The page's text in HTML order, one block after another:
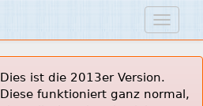
Dies ist die 2013er Version.
Diese funktioniert ganz normal,